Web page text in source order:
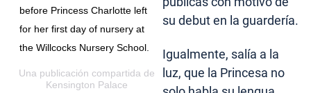
before Princess Charlotte left
for her first day of nursery at
the Willcocks Nursery School.
Una publicación compartida de
Kensington Palace
su debut en la guardería.
Igualmente, salía a la
luz, que la Princesa no